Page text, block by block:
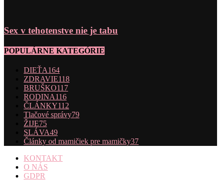
Sex v tehotenstve nie je tabu
POPULÁRNE KATEGÓRIE
DIEŤA164
ZDRAVIE118
BRUŠKO117
RODINA116
ČLÁNKY112
Tlačové správy79
ŽIJE75
SLÁVA49
Články od mamičiek pre mamičky37
KONTAKT
O NÁS
GDPR